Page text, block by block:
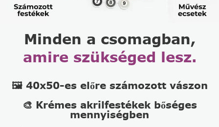
Minden a csomagban,
amire szükséged lesz.
🖼️ 40x50-es előre számozott vászon
🎨 Krémes akrilfestékek bőséges
mennyiségben